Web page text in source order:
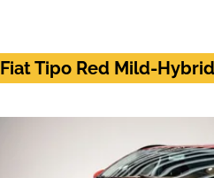
Fiat Tipo Red Mild-